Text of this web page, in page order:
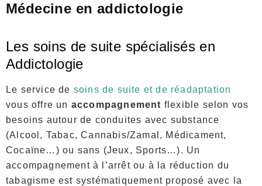
Médecine en addictologie
Les soins de suite spécialisés en
Addictologie
Le service de soins de suite et de réadaptation
vous offre un accompagnement flexible selon vos
besoins autour de conduites avec substance
(Alcool, Tabac, Cannabis/Zamal, Médicament,
Cocaïne…) ou sans (Jeux, Sports…). Un
accompagnement à l’arrêt ou à la réduction du
tabagisme est systématiquement proposé avec la